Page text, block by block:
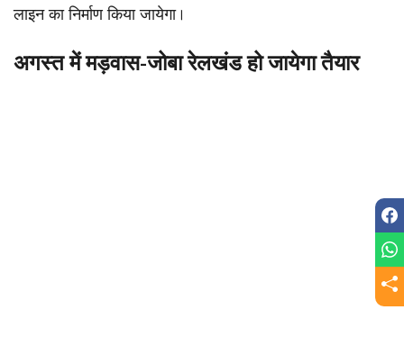
लाइन का निर्माण किया जायेगा।
अगस्त में मड़वास-जोबा रेलखंड हो जायेगा तैयार